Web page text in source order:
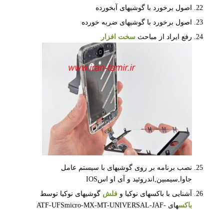
اصول برخورد با گوشیهای آبخورده
اصول برخورد با گوشیهای ضربه خورده
رفع ایراد از مباحث سخت افزار
نصب برنامه بر روی گوشیهای با سیستم عامل
جاوا,سیمبین,اندروئید و آی او اسIOS
آشنایی با باکسهای نوکیا و فلش گوشیهای نوکیا توسط
باکس
های ATF-UFSmicro-MX-MT-UNIVERSAL-JAF-